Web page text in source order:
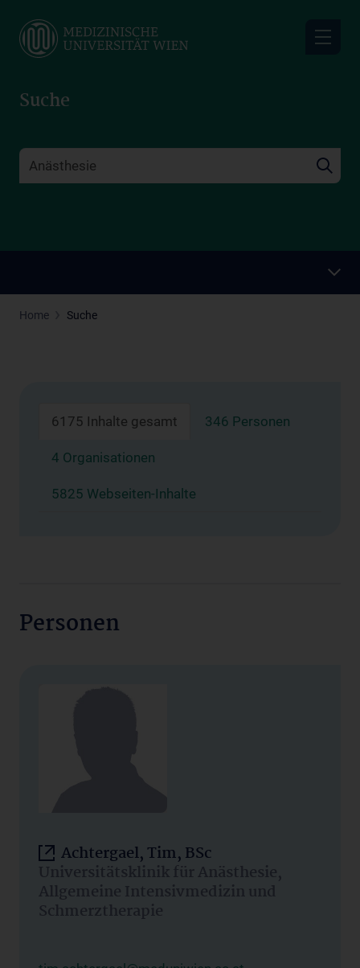
main
Suche
Home Suche
6175 Inhalte gesamt 346 Personen
4 Organisationen
5825 Webseiten-Inhalte
Personen
Achtergael, Tim, BSc
Universitätsklinik für Anästhesie,
Allgemeine Intensivmedizin und
Schmerztherapie